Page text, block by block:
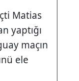
Matias
yaptığı
maçın
ele